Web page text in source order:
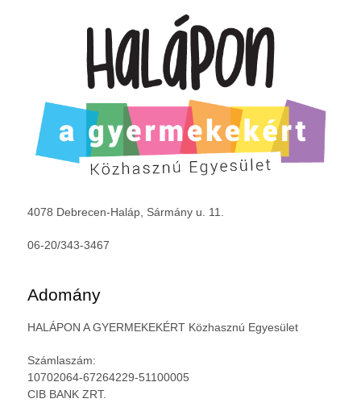
4078 Debrecen-Haláp, Sármány u. 11.
06-20/343-3467
Adomány
HALÁPON A GYERMEKEKÉRT Közhasznú Egyesület
Számlaszám:
10702064-67264229-51100005
CIB BANK ZRT.